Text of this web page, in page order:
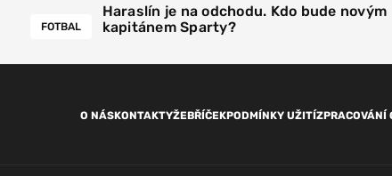
FOTBAL
Haraslín je na odchodu. Kdo bude novým
kapitánem Sparty?
O NÁSKONTAKTYŽEBŘÍČEKPODMÍNKY UŽITÍZPRACOVÁNÍ